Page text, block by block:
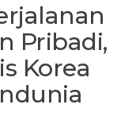
Pribadi,
Korea